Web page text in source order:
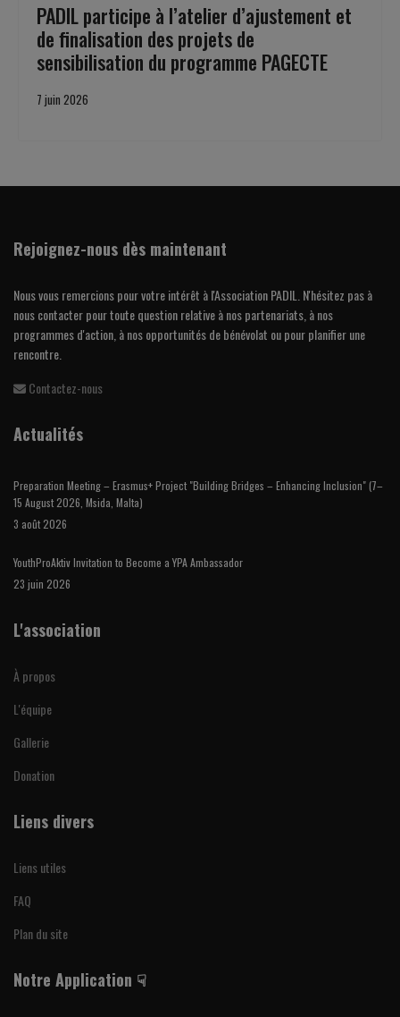
PADIL participe à l’atelier d’ajustement et
de finalisation des projets de
sensibilisation du programme PAGECTE
7 juin 2026
Rejoignez-nous dès maintenant
Nous vous remercions pour votre intérêt à l'Association PADIL. N'hésitez pas à
nous contacter pour toute question relative à nos partenariats, à nos
programmes d'action, à nos opportunités de bénévolat ou pour planifier une
rencontre.
Contactez-nous
Actualités
Preparation Meeting – Erasmus+ Project "Building Bridges – Enhancing Inclusion" (7–
15 August 2026, Msida, Malta)
3 août 2026
YouthProAktiv Invitation to Become a YPA Ambassador
23 juin 2026
L'association
À propos
L'équipe
Gallerie
Donation
Liens divers
Liens utiles
FAQ
Plan du site
Notre Application ☟